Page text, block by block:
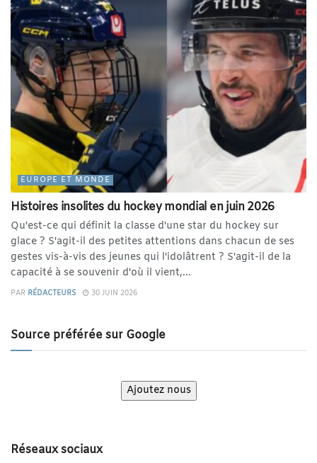
EUROPE ET MONDE
Histoires insolites du hockey mondial en juin 2026
Qu'est-ce qui définit la classe d'une star du hockey sur
glace ? S'agit-il des petites attentions dans chacun de ses
gestes vis-à-vis des jeunes qui l'idolâtrent ? S'agit-il de la
capacité à se souvenir d'où il vient,...
PAR RÉDACTEURS 30 JUIN 2026
Source préférée sur Google
Ajoutez nous
Réseaux sociaux